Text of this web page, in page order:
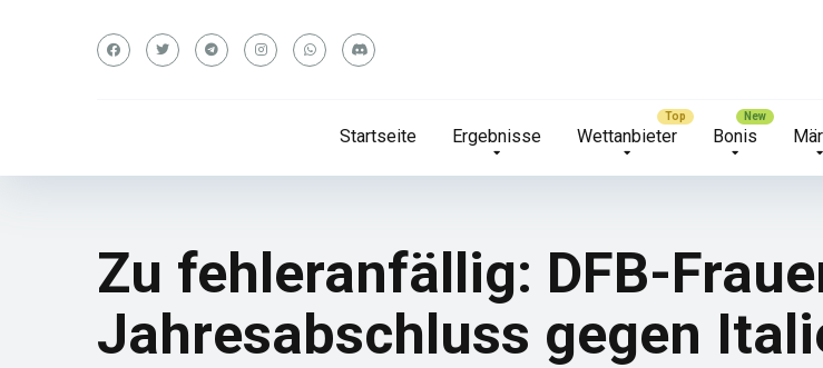
Startseite Ergebnisse Wettanbieter Bonis
Zu fehleranfällig: DFB-
Jahresabschluss gegen